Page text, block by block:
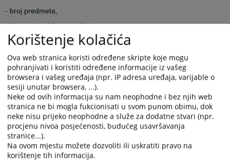
- broj predmeta,
- imena stranaka u predmetu,
- informacije o podnescima u predmetu,
- informaciju da li je i kada zakazano ročište.
Ako Vam je potreban uvid u spis onda će Vas uputiti
do rukovodioca sudske pisarnice koji će Vam omogućiti uvid u
predmet, po propisanim pravilima.
Prikazana vijest je na: Srpski jezik
Prateći dokumenti
Zahtjev za pristup informacijama
Korištenje kolačića
Ova web stranica koristi određene skripte koje mogu
pohranjivati i koristiti određene informacije iz vašeg
browsera i vašeg uređaja (npr. IP adresa uređaja, varijable o
sesiji unutar browsera, ...).
Neke od ovih informacija su nam neophodne i bez njih web
stranica ne bi mogla fukcionisati u svom punom obimu, dok
neke nisu prijeko neophodne a služe za dodatne stvari (npr.
procjenu nivoa posjećenosti, budućeg usavršavanja
stranice...).
Na ovom mjestu možete dozvoliti ili uskratiti pravo na
korištenje tih informacija.